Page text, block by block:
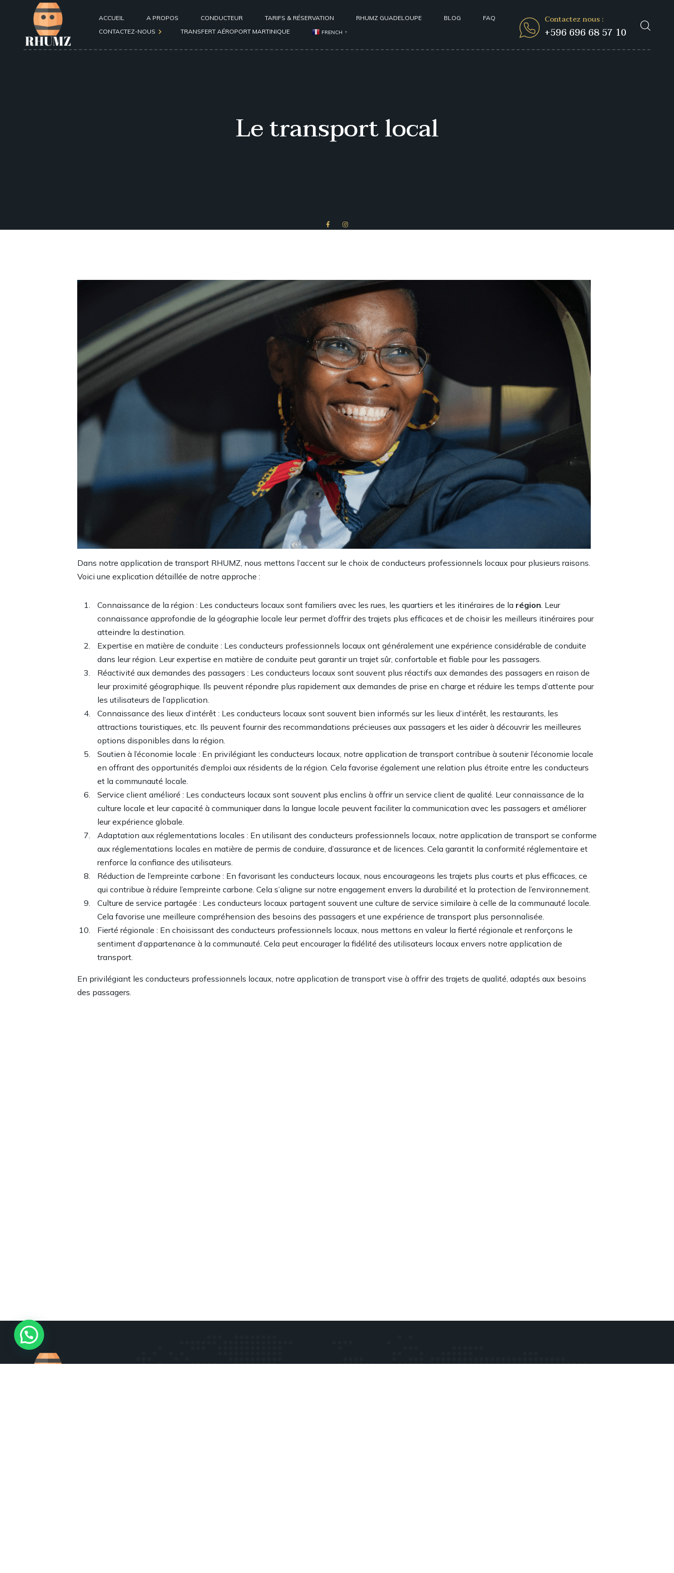
ACCUEIL A PROPOS CONDUCTEUR TARIFS & RÉSERVATION RHUMZ GUADELOUPE BLOG
FAQ
CONTACTEZ-NOUS
TRANSFERT AÉROPORT MARTINIQUE FRENCH ▼
Contactez nous :
+596 696 68 57 10
Le transport local
Dans notre application de transport RHUMZ, nous mettons l’accent sur le choix de conducteurs professionnels locaux pour plusieurs raisons.
Voici une explication détaillée de notre approche :
Connaissance de la région : Les conducteurs locaux sont familiers avec les rues, les quartiers et les itinéraires de la région. Leur
connaissance approfondie de la géographie locale leur permet d’offrir des trajets plus efficaces et de choisir les meilleurs itinéraires pour
atteindre la destination.
Expertise en matière de conduite : Les conducteurs professionnels locaux ont généralement une expérience considérable de conduite
dans leur région. Leur expertise en matière de conduite peut garantir un trajet sûr, confortable et fiable pour les passagers.
Réactivité aux demandes des passagers : Les conducteurs locaux sont souvent plus réactifs aux demandes des passagers en raison de
leur proximité géographique. Ils peuvent répondre plus rapidement aux demandes de prise en charge et réduire les temps d’attente pour
les utilisateurs de l’application.
Connaissance des lieux d’intérêt : Les conducteurs locaux sont souvent bien informés sur les lieux d’intérêt, les restaurants, les
attractions touristiques, etc. Ils peuvent fournir des recommandations précieuses aux passagers et les aider à découvrir les meilleures
options disponibles dans la région.
Soutien à l’économie locale : En privilégiant les conducteurs locaux, notre application de transport contribue à soutenir l’économie locale
en offrant des opportunités d’emploi aux résidents de la région. Cela favorise également une relation plus étroite entre les conducteurs
et la communauté locale.
Service client amélioré : Les conducteurs locaux sont souvent plus enclins à offrir un service client de qualité. Leur connaissance de la
culture locale et leur capacité à communiquer dans la langue locale peuvent faciliter la communication avec les passagers et améliorer
leur expérience globale.
Adaptation aux réglementations locales : En utilisant des conducteurs professionnels locaux, notre application de transport se conforme
aux réglementations locales en matière de permis de conduire, d’assurance et de licences. Cela garantit la conformité réglementaire et
renforce la confiance des utilisateurs.
Réduction de l’empreinte carbone : En favorisant les conducteurs locaux, nous encourageons les trajets plus courts et plus efficaces, ce
qui contribue à réduire l’empreinte carbone. Cela s’aligne sur notre engagement envers la durabilité et la protection de l’environnement.
Culture de service partagée : Les conducteurs locaux partagent souvent une culture de service similaire à celle de la communauté locale.
Cela favorise une meilleure compréhension des besoins des passagers et une expérience de transport plus personnalisée.
Fierté régionale : En choisissant des conducteurs professionnels locaux, nous mettons en valeur la fierté régionale et renforçons le
sentiment d’appartenance à la communauté. Cela peut encourager la fidélité des utilisateurs locaux envers notre application de
transport.
En privilégiant les conducteurs professionnels locaux, notre application de transport vise à offrir des trajets de qualité, adaptés aux besoins
des passagers.